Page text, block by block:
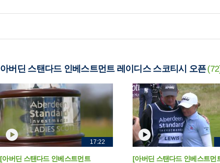
아버딘 스탠다드 인베스트먼트 레이디스 스코티시 오픈
17:22
[아버딘 스탠다드 인베스트먼트
[아버딘 스탠다드 인베스트먼